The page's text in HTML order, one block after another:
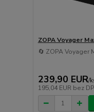
ZOPA Voyager
🔄 ZOPA Voyager
239,90 EUR/
195,04 EUR bez